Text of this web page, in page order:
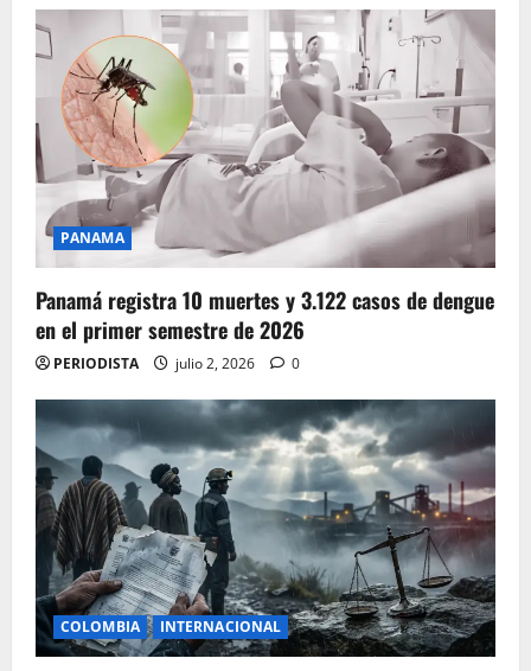
PANAMA
Panamá registra 10 muertes y 3.122 casos de dengue
en el primer semestre de 2026
PERIODISTA julio 2, 2026 0
COLOMBIA INTERNACIONAL